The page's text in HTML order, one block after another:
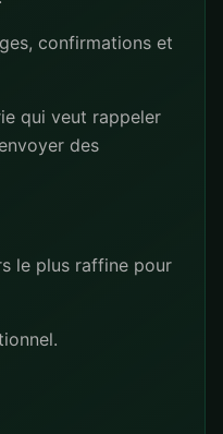
confirmations et
qui veut rappeler
des
le plus raffine pour